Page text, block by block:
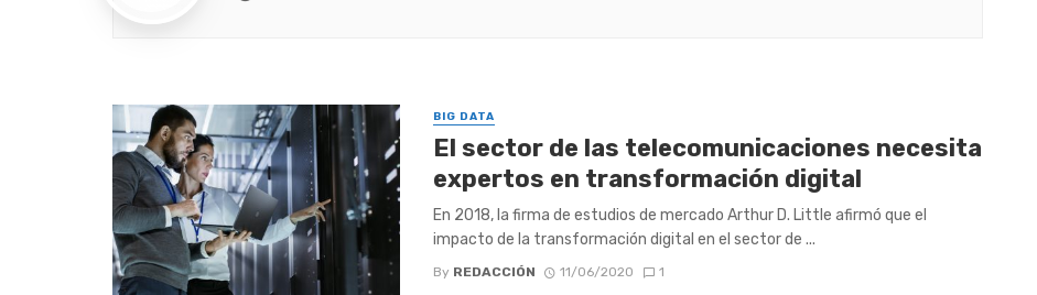
BIG DATA
El sector de las telecomunicaciones necesita
expertos en transformación digital
En 2018, la firma de estudios de mercado Arthur D. Little afirmó que el
impacto de la transformación digital en el sector de ...
By REDACCIÓN 11/06/2020 1